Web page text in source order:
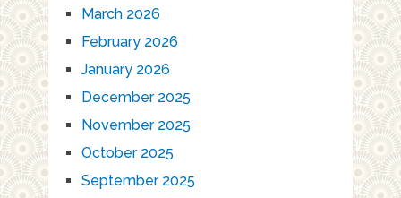
March 2026
February 2026
January 2026
December 2025
November 2025
October 2025
September 2025